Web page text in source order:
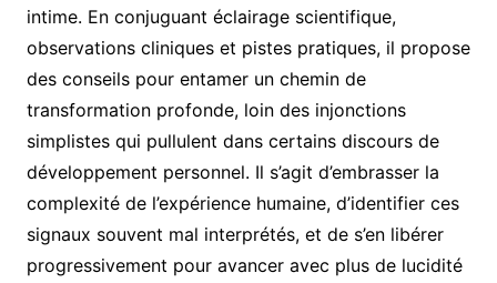
intime. En conjuguant éclairage scientifique,
observations cliniques et pistes pratiques, il propose
des conseils pour entamer un chemin de
transformation profonde, loin des injonctions
simplistes qui pullulent dans certains discours de
développement personnel. Il s’agit d’embrasser la
complexité de l’expérience humaine, d’identifier ces
signaux souvent mal interprétés, et de s’en libérer
progressivement pour avancer avec plus de lucidité